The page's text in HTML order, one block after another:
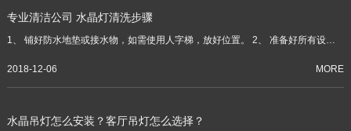
专业清洁公司 水晶灯清洗步骤
1、 铺好防水地垫或接水物，如需使用人字梯，放好位置。 2、 准备好所有设
盖，并向逆时方向旋转打开。
2018-12-06 MORE
水晶吊灯怎么安装？客厅吊灯怎么选择？